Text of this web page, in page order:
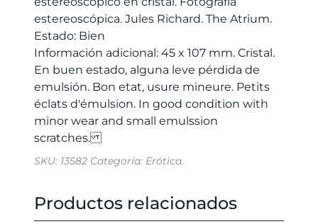
estereoscópica. Jules Richard. The Atrium.
Estado: Bien
Información adicional: 45 x 107 mm. Cristal.
En buen estado, alguna leve pérdida de
emulsión. Bon etat, usure mineure. Petits
éclats d'émulsion. In good condition with
minor wear and small emulssion
SKU: 13582 Categoría: Erótica.
Productos relacionados